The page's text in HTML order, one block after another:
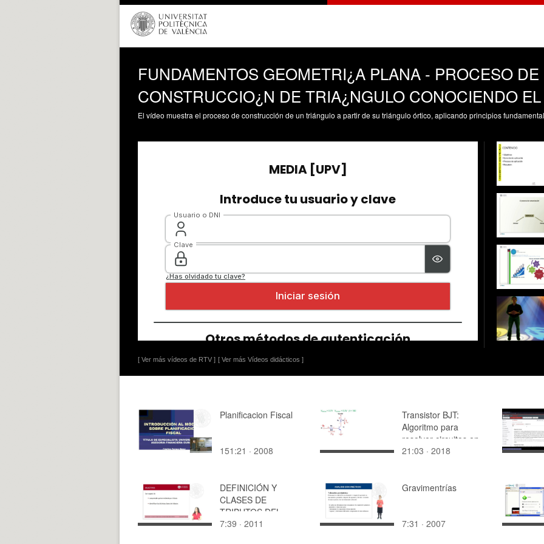
FUNDAMENTOS GEOMETRI¿A PLANA - PROCESO DE
CONSTRUCCIO¿N DE TRIA¿NGULO CONOCIENDO
[ Ver más vídeos de RTV ] [ Ver más Vídeos didácticos ]
Planificacion Fiscal
151:21 · 2008
Transistor BJT:
Algoritmo para
resolver circuitos en
emisor común
21:03 · 2018
DEFINICIÓN Y
CLASES DE
TRIBUTOS DEL
SISTEMA
7:39 · 2011
Gravimentrías
7:31 · 2007